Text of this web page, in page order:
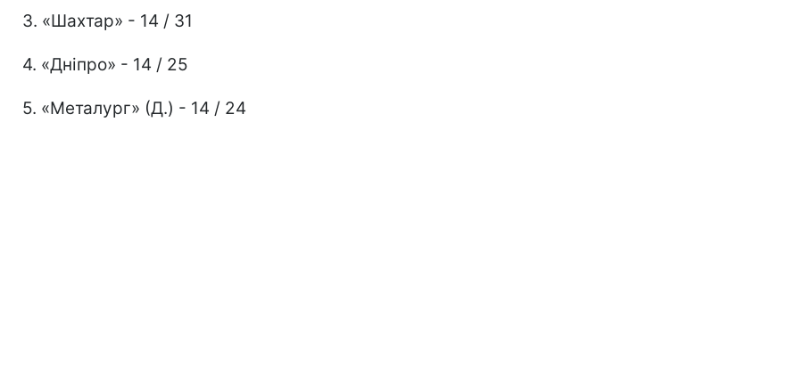
3. «Шахтар» - 14 / 31
4. «Дніпро» - 14 / 25
5. «Металург» (Д.) - 14 / 24